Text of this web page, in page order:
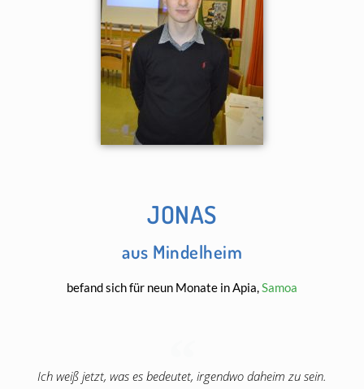
JONAS
aus Mindelheim
befand sich für neun Monate in Apia, Samoa
Ich weiß jetzt, was es bedeutet, irgendwo daheim zu sein.